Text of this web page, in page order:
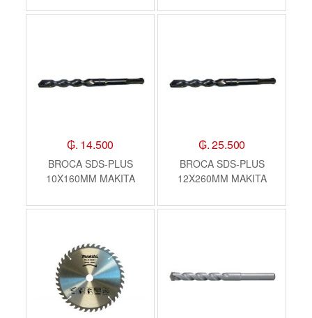
₲. 14.500
BROCA SDS-PLUS
10X160MM MAKITA
₲. 25.500
BROCA SDS-PLUS
12X260MM MAKITA